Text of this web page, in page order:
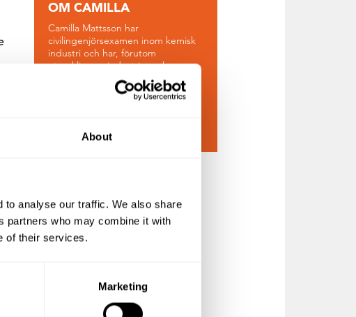
About
to analyse our traffic. We also share
partners who may combine it with
of their services.
Marketing
OM CAMILLA
Camilla Mattsson har
civilingenjörsexamen inom kemisk
industri och har, förutom
utveckling av industrier och
industrifastigheter, även arbetat
med hållbar stads- och
samhällsutveckling. Hon tillträdde